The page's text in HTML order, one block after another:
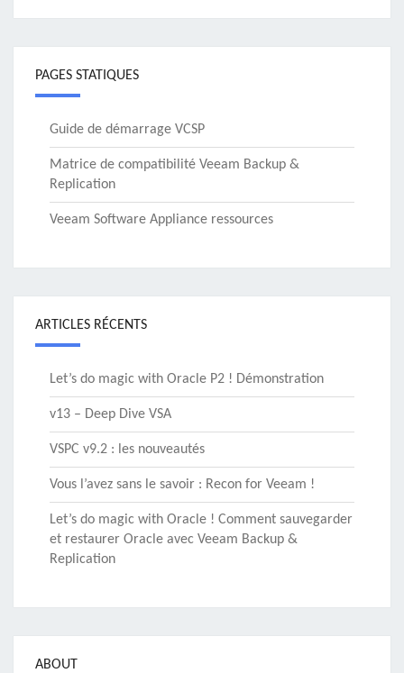
PAGES STATIQUES
Guide de démarrage VCSP
Matrice de compatibilité Veeam Backup &
Replication
Veeam Software Appliance ressources
ARTICLES RÉCENTS
Let’s do magic with Oracle P2 ! Démonstration
v13 – Deep Dive VSA
VSPC v9.2 : les nouveautés
Vous l’avez sans le savoir : Recon for Veeam !
Let’s do magic with Oracle ! Comment sauvegarder
et restaurer Oracle avec Veeam Backup &
Replication
ABOUT